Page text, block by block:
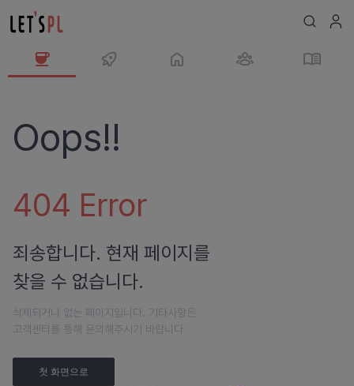
Oops!!
404 Error
죄송합니다. 현재 페이지를
찾을 수 없습니다.
삭제되거나 없는 페이지입니다. 기타사항은
고객센터를 통해 문의해주시기 바랍니다
첫 화면으로